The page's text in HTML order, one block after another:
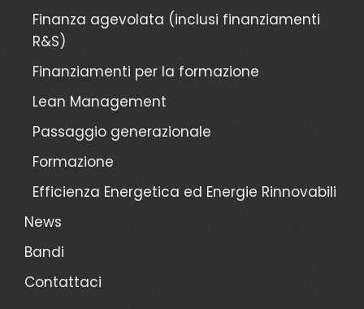
Finanza agevolata (inclusi finanziamenti
R&S)
Finanziamenti per la formazione
Lean Management
Passaggio generazionale
Formazione
Efficienza Energetica ed Energie Rinnovabili
News
Bandi
Contattaci